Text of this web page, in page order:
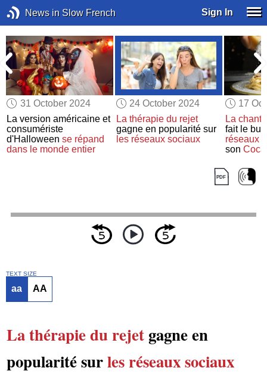
News in Slow French Sign In
31 October 2024
La version américaine et
consumériste
d'Halloweense répand
dans le monde entier
24 October 2024
La thérapie du rejet
gagne en popularité sur
les réseaux sociaux
17
La
fait le
réseaux
son
TEXT SIZE
aa AA
La thérapie du rejetgagne en
popularité surles réseaux sociaux